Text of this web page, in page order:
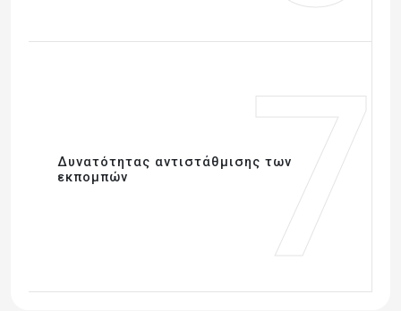
Δυνατότητας αντιστάθμισης των
εκπομπών
7